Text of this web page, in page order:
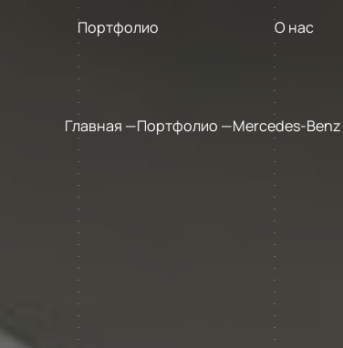
Портфолио О нас
Главная Портфолио Mercedes-Benz